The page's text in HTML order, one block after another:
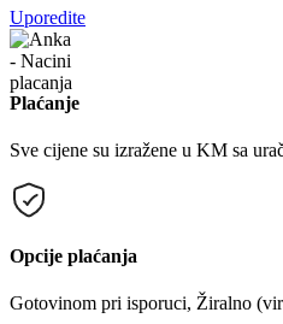
Uporedite
Plaćanje
Sve cijene su izražene u KM sa
Opcije plaćanja
Gotovinom pri isporuci, Žiralno